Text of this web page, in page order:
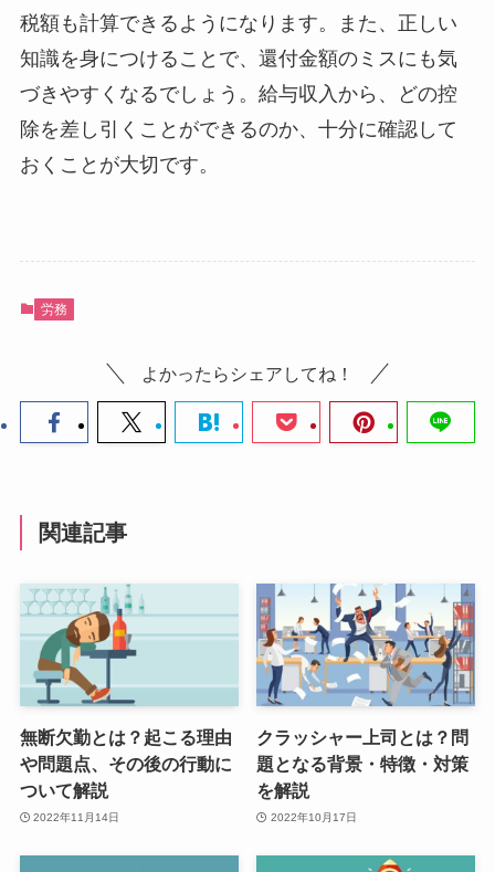
税額も計算できるようになります。また、正しい
知識を身につけることで、還付金額のミスにも気
づきやすくなるでしょう。給与収入から、どの控
除を差し引くことができるのか、十分に確認して
おくことが大切です。
労務
よかったらシェアしてね！
関連記事
無断欠勤とは？起こる理由
や問題点、その後の行動に
ついて解説
2022年11月14日
クラッシャー上司とは？問
題となる背景・特徴・対策
を解説
2022年10月17日